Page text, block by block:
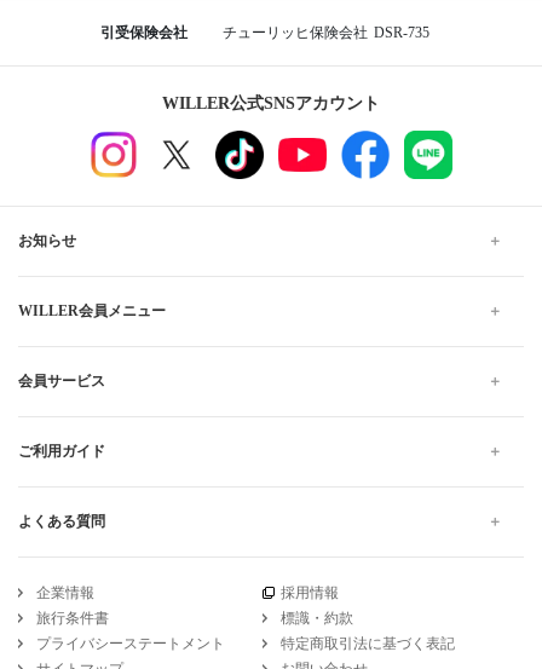
引受保険会社 チューリッヒ保険会社 DSR-735
WILLER公式SNSアカウント
お知らせ
WILLER会員メニュー
会員サービス
ご利用ガイド
よくある質問
企業情報
採用情報
旅行条件書
標識・約款
プライバシーステートメント
特定商取引法に基づく表記